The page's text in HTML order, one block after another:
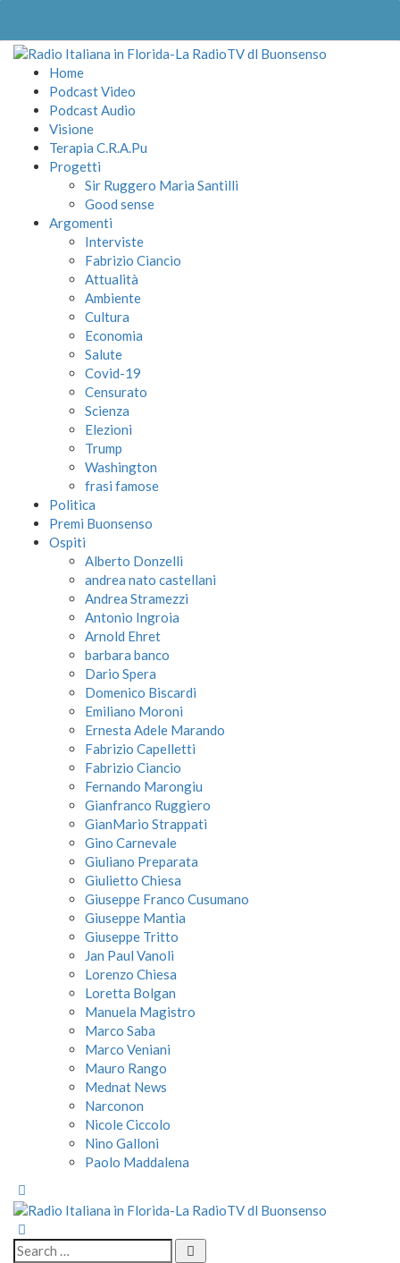
Home
Podcast Video
Podcast Audio
Visione
Terapia C.R.A.Pu
Progetti
Sir Ruggero Maria Santilli
Good sense
Argomenti
Interviste
Fabrizio Ciancio
Attualità
Ambiente
Cultura
Economia
Salute
Covid-19
Censurato
Scienza
Elezioni
Trump
Washington
frasi famose
Politica
Premi Buonsenso
Ospiti
Alberto Donzelli
andrea nato castellani
Andrea Stramezzi
Antonio Ingroia
Arnold Ehret
barbara banco
Dario Spera
Domenico Biscardi
Emiliano Moroni
Ernesta Adele Marando
Fabrizio Capelletti
Fabrizio Ciancio
Fernando Marongiu
Gianfranco Ruggiero
GianMario Strappati
Gino Carnevale
Giuliano Preparata
Giulietto Chiesa
Giuseppe Franco Cusumano
Giuseppe Mantia
Giuseppe Tritto
Jan Paul Vanoli
Lorenzo Chiesa
Loretta Bolgan
Manuela Magistro
Marco Saba
Marco Veniani
Mauro Rango
Mednat News
Narconon
Nicole Ciccolo
Nino Galloni
Paolo Maddalena